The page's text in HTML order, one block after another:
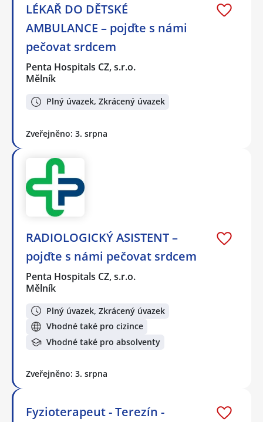
LÉKAŘ DO DĚTSKÉ
AMBULANCE – pojďte s námi
pečovat srdcem
Penta Hospitals CZ, s.r.o.
Mělník
Plný úvazek, Zkrácený úvazek
Zveřejněno: 3. srpna
RADIOLOGICKÝ ASISTENT –
pojďte s námi pečovat srdcem
Penta Hospitals CZ, s.r.o.
Mělník
Plný úvazek, Zkrácený úvazek
Vhodné také pro cizince
Vhodné také pro absolventy
Zveřejněno: 3. srpna
Fyzioterapeut - Terezín -